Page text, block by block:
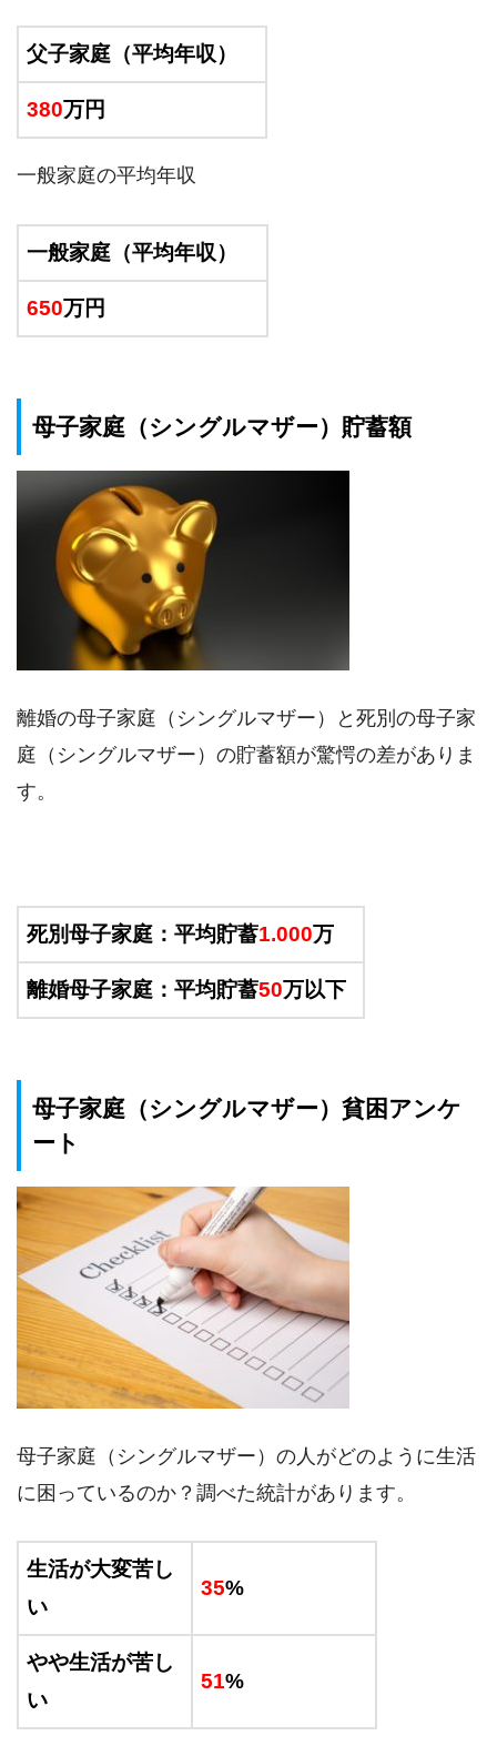
父子家庭（平均年収）
380万円
一般家庭の平均年収
一般家庭（平均年収）
650万円
母子家庭（シングルマザー）貯蓄額
離婚の母子家庭（シングルマザー）と死別の母子家
庭（シングルマザー）の貯蓄額が驚愕の差がありま
す。
死別母子家庭：平均貯蓄1.000万
離婚母子家庭：平均貯蓄50万以下
母子家庭（シングルマザー）貧困アンケ
ート
母子家庭（シングルマザー）の人がどのように生活
に困っているのか？調べた統計があります。
生活が大変苦し
い
35%
やや生活が苦し
い
51%